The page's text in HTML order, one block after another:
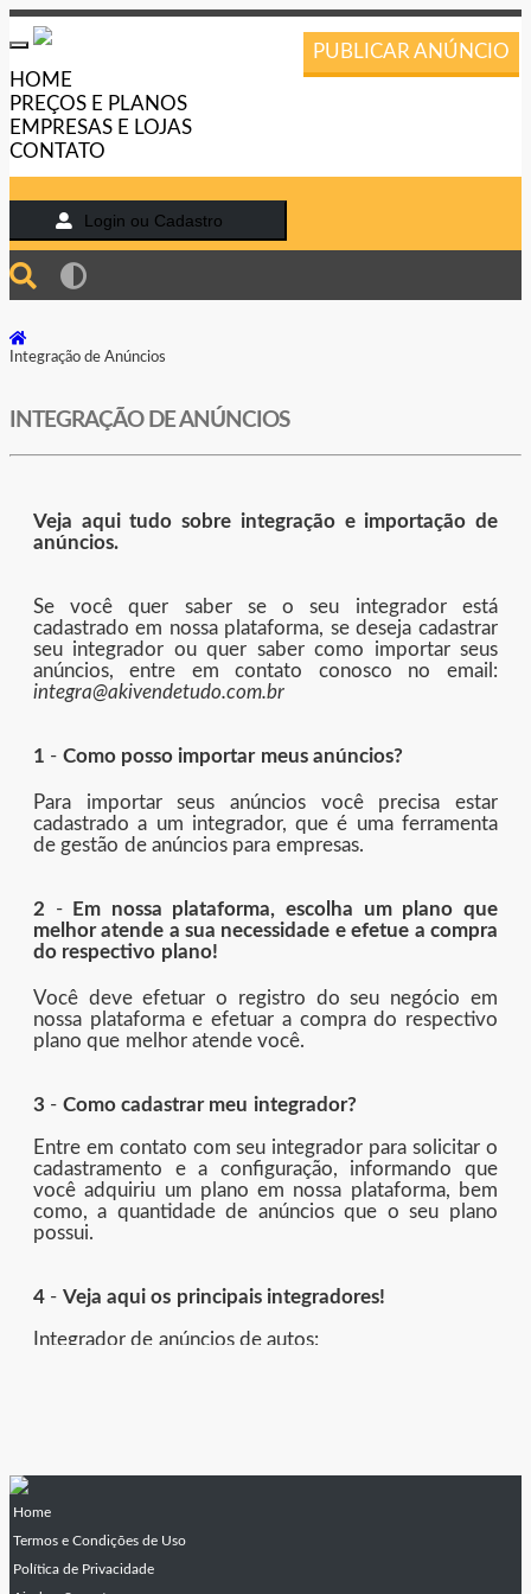
PUBLICAR ANÚNCIO
Toggle
navigation
HOME
PREÇOS E PLANOS
EMPRESAS E LOJAS
CONTATO
Login ou Cadastro
Integração de Anúncios
INTEGRAÇÃO DE ANÚNCIOS
Veja aqui tudo sobre integração e importação de
anúncios.
Se você quer saber se o seu integrador está
cadastrado em nossa plataforma, se deseja cadastrar
seu integrador ou quer saber como importar seus
anúncios, entre em contato conosco no email:
integra@akivendetudo.com.br
1 - Como posso importar meus anúncios?
Para importar seus anúncios você precisa estar
cadastrado a um integrador, que é uma ferramenta
de gestão de anúncios para empresas.
2 -
Em nossa plataforma, escolha um plano que
melhor atende a sua necessidade e efetue a compra
do respectivo plano!
Você deve efetuar o registro do seu negócio em
nossa plataforma e efetuar a compra do respectivo
plano que melhor atende você.
3 - Como cadastrar meu integrador?
Entre em contato com seu integrador para solicitar o
cadastramento e a configuração, informando que
você adquiriu um plano em nossa plataforma, bem
como, a quantidade de anúncios que o seu plano
possui.
4 - Veja aqui os principais integradores!
Integrador de anúncios de autos:
Auto Certo/ Boulevard Shopping Car
Automarcas
Axysweb Ltda
BNDV
Home
Termos e Condições de Uso
Política de Privacidade